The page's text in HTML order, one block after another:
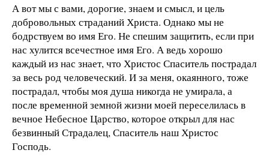
А вот мы с вами, дорогие, знаем и смысл, и цель
добровольных страданий Христа. Однако мы не
бодрствуем во имя Его. Не спешим защитить, если при
нас хулится всечестное имя Его. А ведь хорошо
каждый из нас знает, что Христос Спаситель пострадал
за весь род человеческий. И за меня, окаянного, тоже
пострадал, чтобы моя душа никогда не умирала, а
после временной земной жизни моей переселилась в
вечное Небесное Царство, которое открыл для нас
безвинный Страдалец, Спаситель наш Христос
Господь.